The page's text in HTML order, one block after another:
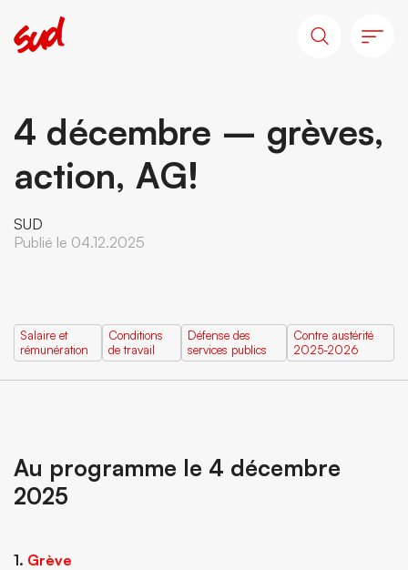
4 décembre – grèves,
action, AG!
SUD
Publié le 04.12.2025
Salaire et
rémunération
Conditions
de travail
Défense des
services publics
Contre austérité
2025-2026
Au programme le 4 décembre
2025
1. Grève